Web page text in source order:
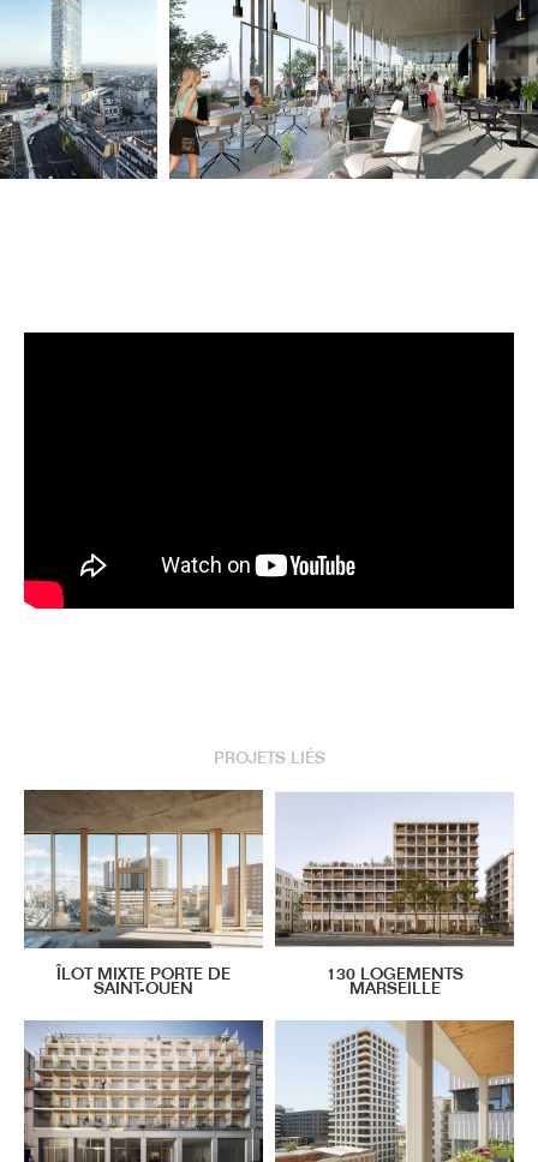
PROJETS LIÉS
ÎLOT MIXTE PORTE DE
SAINT-OUEN
130 LOGEMENTS
MARSEILLE